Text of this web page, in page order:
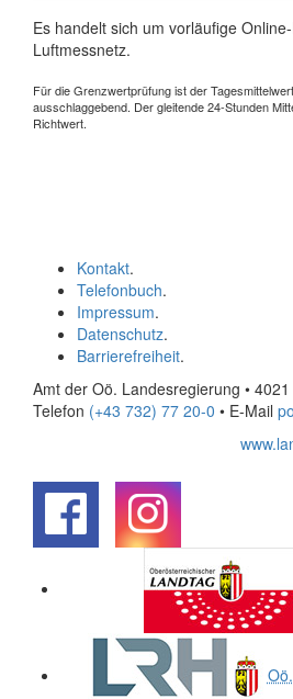
Es handelt sich um vorläufige
Luftmessnetz.
Für die Grenzwertprüfung ist der
ausschlaggebend. Der gleitende 24-Stunden
Richtwert.
Kontakt.
Telefonbuch.
Impressum.
Datenschutz.
Barrierefreiheit.
Amt der Oö. Landesregierung •
Telefon (+43 732) 77 20-0 • E-Mail
Oö.